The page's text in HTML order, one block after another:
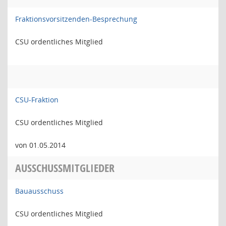
Fraktionsvorsitzenden-Besprechung
CSU ordentliches Mitglied
CSU-Fraktion
CSU ordentliches Mitglied
von 01.05.2014
AUSSCHUSSMITGLIEDER
Bauausschuss
CSU ordentliches Mitglied